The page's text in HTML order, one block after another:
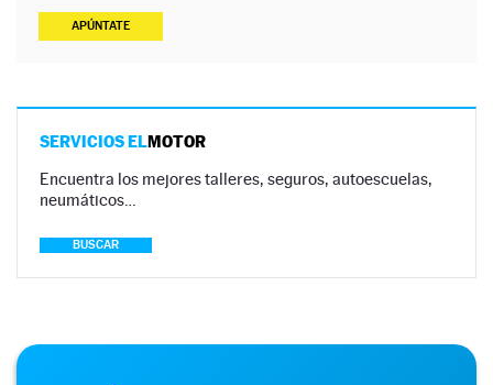
APÚNTATE
SERVICIOS ELMOTOR
Encuentra los mejores talleres, seguros, autoescuelas,
neumáticos…
BUSCAR